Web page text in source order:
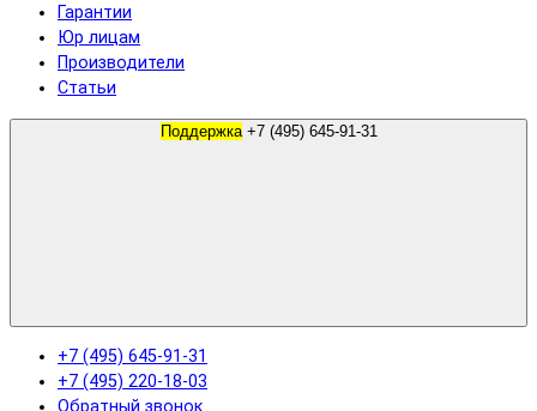
Гарантии
Юр лицам
Производители
Статьи
Поддержка
+7 (495) 645-91-31
+7 (495) 220-18-03
Обратный звонок